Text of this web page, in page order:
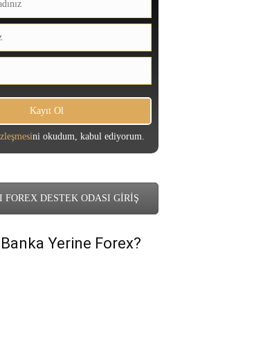
ni okudum, kabul ediyorum.
FOREX DESTEK ODASI GİRİŞ
Yerine Forex?